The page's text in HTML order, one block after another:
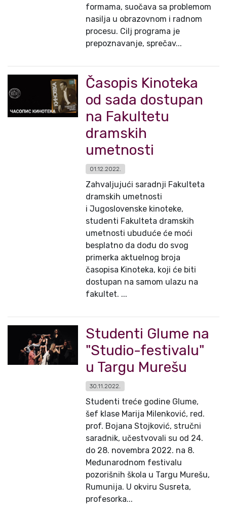
formama, suočava sa problemom
nasilja u obrazovnom i radnom
procesu. Cilj programa je
prepoznavanje, sprečav...
Časopis Kinoteka
od sada dostupan
na Fakultetu
dramskih
umetnosti
01.12.2022.
Zahvaljujući saradnji Fakulteta
dramskih umetnosti
i Jugoslovenske kinoteke,
studenti Fakulteta dramskih
umetnosti ubuduće će moći
besplatno da dođu do svog
primerka aktuelnog broja
časopisa Kinoteka, koji će biti
dostupan na samom ulazu na
fakultet. ...
Studenti Glume na
"Studio-festivalu"
u Targu Murešu
30.11.2022.
Studenti treće godine Glume,
šef klase Marija Milenković, red.
prof. Bojana Stojković, stručni
saradnik, učestvovali su od 24.
do 28. novembra 2022. na 8.
Međunarodnom festivalu
pozorišnih škola u Targu Murešu,
Rumunija. U okviru Susreta,
profesorka...